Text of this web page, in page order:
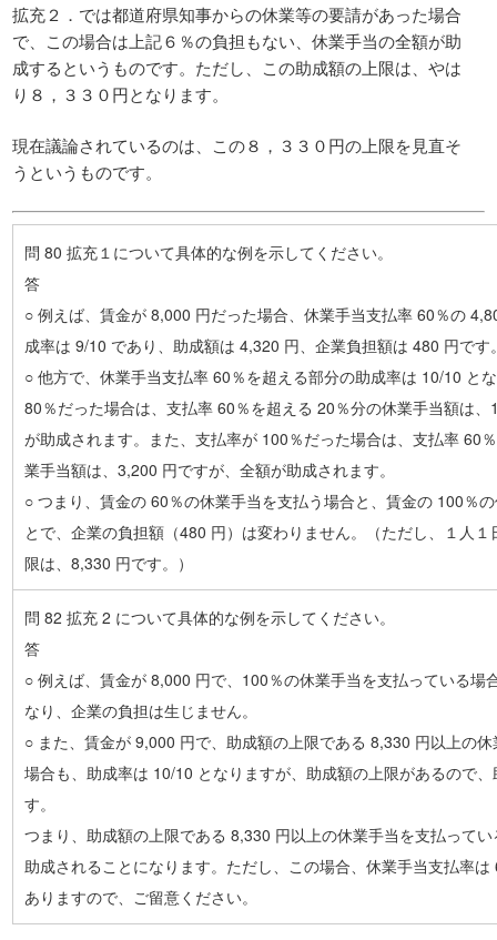
拡充２．では都道府県知事からの休業等の要請があった場合
で、この場合は上記６％の負担もない、休業手当の全額が助
成するというものです。ただし、この助成額の上限は、やは
り８，３３０円となります。
現在議論されているのは、この８，３３０円の上限を見直そ
うというものです。
問 80 拡充１について具体的な例を示してください。
答
○ 例えば、賃金が 8,000 円だった場合、休業手当支払率 60％の
成率は 9/10 であり、助成額は 4,320 円、企業負担額は 480 円です
○ 他方で、休業手当支払率 60％を超える部分の助成率は 10/10 と
80％だった場合は、支払率 60％を超える 20％分の休業手当額は
が助成されます。また、支払率が 100％だった場合は、支払率 60
業手当額は、3,200 円ですが、全額が助成されます。
○ つまり、賃金の 60％の休業手当を支払う場合と、賃金の 100％
とで、企業の負担額（480 円）は変わりません。（ただし、１人
限は、8,330 円です。）
問 82 拡充 2 について具体的な例を示してください。
答
○ 例えば、賃金が 8,000 円で、100％の休業手当を支払っている場
なり、企業の負担は生じません。
○ また、賃金が 9,000 円で、助成額の上限である 8,330 円以上の
場合も、助成率は 10/10 となりますが、助成額の上限があるので
す。
つまり、助成額の上限である 8,330 円以上の休業手当を支払って
助成されることになります。ただし、この場合、休業手当支払率
ありますので、ご留意ください。